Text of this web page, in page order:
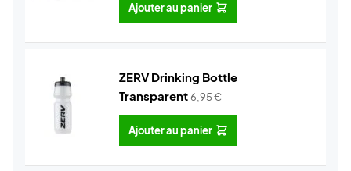
Ajouter au panier
ZERV Drinking Bottle
Transparent6,95€
Ajouter au panier